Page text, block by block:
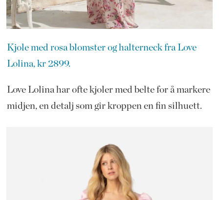
Kjole med rosa blomster og halterneck fra Love
Lolina, kr 2899.
Love Lolina har ofte kjoler med belte for å markere
midjen, en detalj som gir kroppen en fin silhuett.